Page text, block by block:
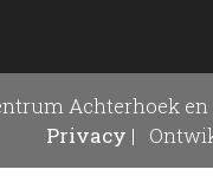
Achterhoek en
Privacy |